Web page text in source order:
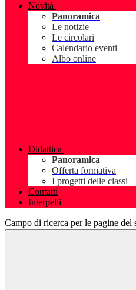
Novità
Panoramica
Le notizie
Le circolari
Calendario eventi
Albo online
Didattica
Panoramica
Offerta formativa
I progetti delle classi
Contatti
Interpelli
Campo di ricerca per le pagine del